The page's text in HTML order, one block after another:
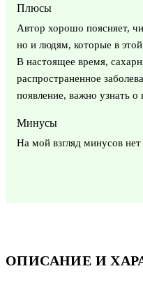
ОПИСАНИЕ И
Плюсы
Автор хорошо поясняет,
но и людям, которые в
В настоящее время,
распространенное
появление, важно узнать
Минусы
На мой взгляд минусов нет